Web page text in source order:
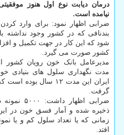
درمان دیابت نوع اول هنوز
نیامده است.
ضرابی اظهار نمود: برای وارد
شود که این کار در جهت تکمیل و
کشور صورت می گیرد.
مدیرعامل بانک خون رویان کشور
ایران این مدت ۱۲ سال
گرفت.
ضرابی
ذخیره شده و آمار فسق خون در
زمانی که یا تعداد سلول کم و یا
افتد.